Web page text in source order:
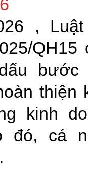
,
QH15
bước
thiện
kinh
đó, cá